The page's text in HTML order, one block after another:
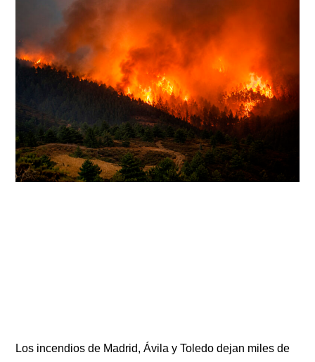
Los incendios de Madrid, Ávila y Toledo dejan miles de